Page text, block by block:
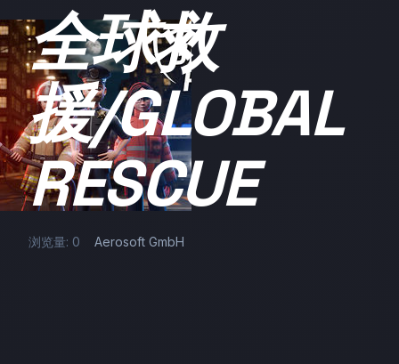
全球救
援/GLOBAL
RESCUE
浏览量: 0 Aerosoft GmbH